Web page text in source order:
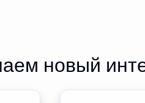
новый